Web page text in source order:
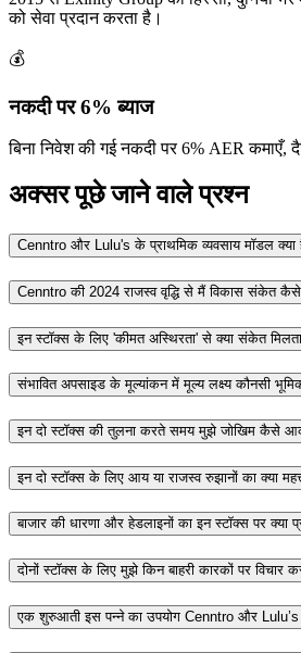
को सेवा प्रदान करता है।
💰
नकदी पर 6% ब्याज
बिना निवेश की गई नकदी पर 6% AER कमाएँ,
अक्सर पूछे जाने वाले प्रश्न
Cenntro और Lulu's के प्राथमिक व्यवसाय मॉडल
Cenntro की 2024 राजस्व वृद्धि से मैं विकास संकेत
इन स्टॉक्स के लिए 'कीमत अस्थिरता' से क्या संकेत
संभावित अपसाइड के मूल्यांकन में मूल्य लक्ष्य कौनसी
इन दो स्टॉक्स की तुलना करते समय मुझे जोखिम कैसे
इन दो स्टॉक्स के लिए आय या राजस्व रुझानों का क्या
बाजार की धारणा और हेडलाइनों का इन स्टॉक्स पर क्या
दोनों स्टॉक्स के लिए मुझे किन बाहरी कारकों पर विचार
एक शुरुआती इस पन्ने का उपयोग Cenntro और